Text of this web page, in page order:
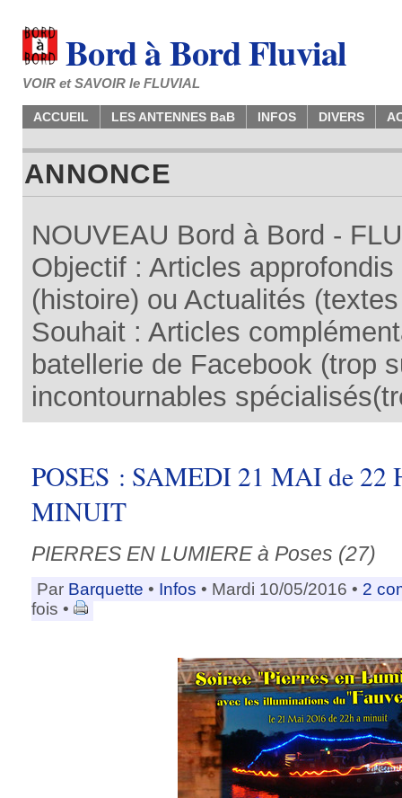
Bord à Bord Fluvial
VOIR et SAVOIR le FLUVIAL
ACCUEIL LES ANTENNES BaB INFOS DIVERS
ANNONCE
NOUVEAU Bord à Bord -
Objectif : Articles
(histoire) ou Actualités
Souhait : Articles
batellerie de Facebook (trop
incontournables
POSES : SAMEDI 21 MAI de 22
MINUIT
PIERRES EN LUMIERE à Poses (27)
Par Barquette • Infos • Mardi 10/05/2016 • 2
fois •